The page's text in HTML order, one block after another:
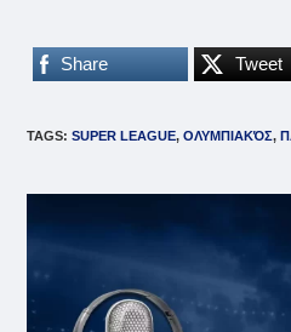
Share Tweet
TAGS:SUPER LEAGUE, ΟΛΥΜΠΙΑΚΌΣ,